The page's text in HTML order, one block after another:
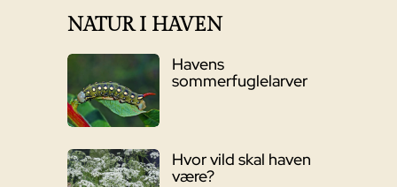
NATUR I HAVEN
Havens
sommerfuglelarver
Hvor vild skal haven
være?